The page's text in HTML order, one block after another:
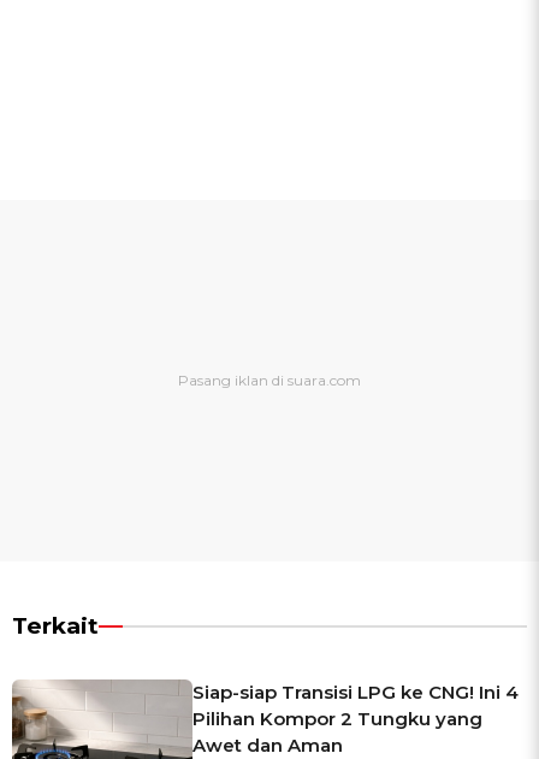
Terkait
Siap-siap Transisi LPG ke CNG! Ini 4
Pilihan Kompor 2 Tungku yang
Awet dan Aman